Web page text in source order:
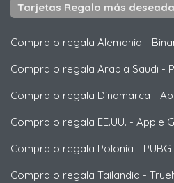
Tarjetas Regalo más
Compra o regala Alemania -
Compra o regala Arabia Saudi -
Compra o regala Dinamarca -
Compra o regala EE.UU. - Apple
Compra o regala Polonia -
Compra o regala Tailandia -